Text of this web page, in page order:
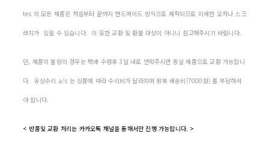
tes 의 모든 제품은 처음부터 끝까지 핸드메이드 방식으로 제작되므로 미세한 오차나 스크
래치가 있을 수 있습니다. 이 또한 교환 및 환불 대상이 아니니 참고해주시기 바랍니다.
단, 제품의 불량의 경우는 택배 수령후 3일 내로 연락주시면 동일 제품으로 교환 가능합니
다. 유상수리 a/s 는 상품에 따라 수리비가 달라지며 왕복 배송비(7000원) 를 부담하셔
야 합니다.
< 반품및 교환 처리는 카카오톡 채널을 통해서만 진행 가능합니다. >